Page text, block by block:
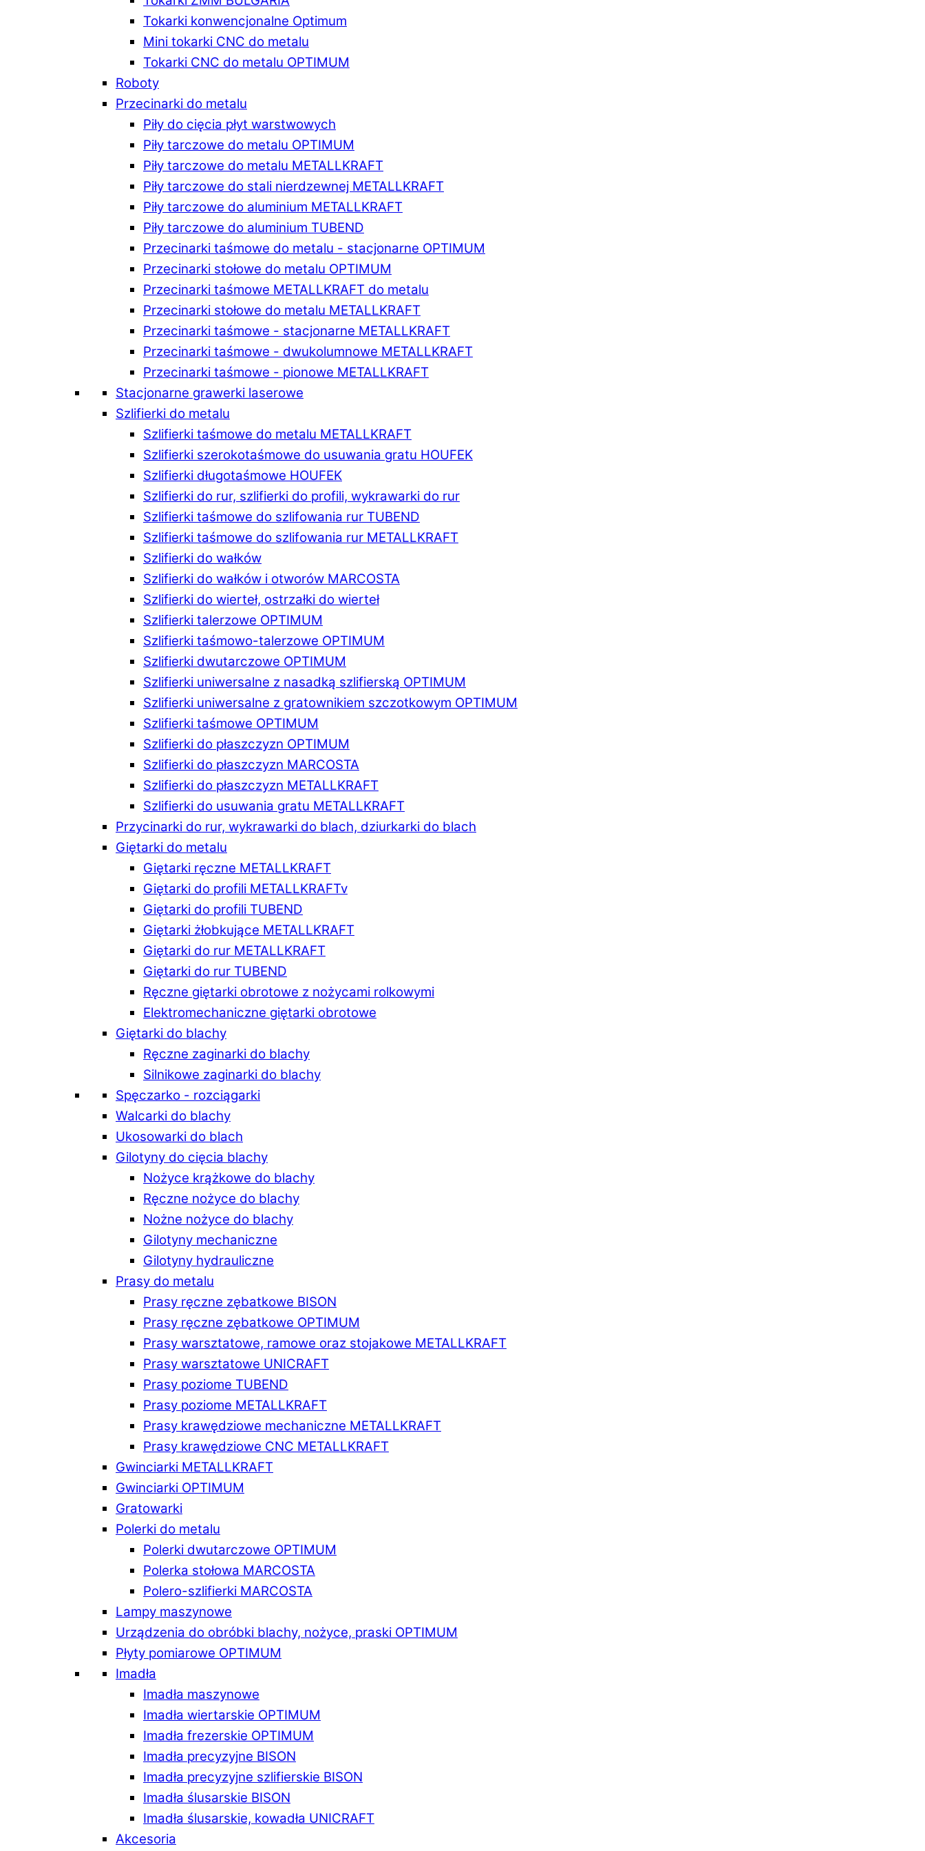
Tokarki konwencjonalne Optimum
Mini tokarki CNC do metalu
Tokarki CNC do metalu OPTIMUM
Roboty
Przecinarki do metalu
Piły do cięcia płyt warstwowych
Piły tarczowe do metalu OPTIMUM
Piły tarczowe do metalu METALLKRAFT
Piły tarczowe do stali nierdzewnej METALLKRAFT
Piły tarczowe do aluminium METALLKRAFT
Piły tarczowe do aluminium TUBEND
Przecinarki taśmowe do metalu - stacjonarne OPTIMUM
Przecinarki stołowe do metalu OPTIMUM
Przecinarki taśmowe METALLKRAFT do metalu
Przecinarki stołowe do metalu METALLKRAFT
Przecinarki taśmowe - stacjonarne METALLKRAFT
Przecinarki taśmowe - dwukolumnowe METALLKRAFT
Przecinarki taśmowe - pionowe METALLKRAFT
Stacjonarne grawerki laserowe
Szlifierki do metalu
Szlifierki taśmowe do metalu METALLKRAFT
Szlifierki szerokotaśmowe do usuwania gratu HOUFEK
Szlifierki długotaśmowe HOUFEK
Szlifierki do rur, szlifierki do profili, wykrawarki do rur
Szlifierki taśmowe do szlifowania rur TUBEND
Szlifierki taśmowe do szlifowania rur METALLKRAFT
Szlifierki do wałków
Szlifierki do wałków i otworów MARCOSTA
Szlifierki do wierteł, ostrzałki do wierteł
Szlifierki talerzowe OPTIMUM
Szlifierki taśmowo-talerzowe OPTIMUM
Szlifierki dwutarczowe OPTIMUM
Szlifierki uniwersalne z nasadką szlifierską OPTIMUM
Szlifierki uniwersalne z gratownikiem szczotkowym OPTIMUM
Szlifierki taśmowe OPTIMUM
Szlifierki do płaszczyzn OPTIMUM
Szlifierki do płaszczyzn MARCOSTA
Szlifierki do płaszczyzn METALLKRAFT
Szlifierki do usuwania gratu METALLKRAFT
Przycinarki do rur, wykrawarki do blach, dziurkarki do blach
Giętarki do metalu
Giętarki ręczne METALLKRAFT
Giętarki do profili METALLKRAFTv
Giętarki do profili TUBEND
Giętarki żłobkujące METALLKRAFT
Giętarki do rur METALLKRAFT
Giętarki do rur TUBEND
Ręczne giętarki obrotowe z nożycami rolkowymi
Elektromechaniczne giętarki obrotowe
Giętarki do blachy
Ręczne zaginarki do blachy
Silnikowe zaginarki do blachy
Spęczarko - rozciągarki
Walcarki do blachy
Ukosowarki do blach
Gilotyny do cięcia blachy
Nożyce krążkowe do blachy
Ręczne nożyce do blachy
Nożne nożyce do blachy
Gilotyny mechaniczne
Gilotyny hydrauliczne
Prasy do metalu
Prasy ręczne zębatkowe BISON
Prasy ręczne zębatkowe OPTIMUM
Prasy warsztatowe, ramowe oraz stojakowe METALLKRAFT
Prasy warsztatowe UNICRAFT
Prasy poziome TUBEND
Prasy poziome METALLKRAFT
Prasy krawędziowe mechaniczne METALLKRAFT
Prasy krawędziowe CNC METALLKRAFT
Gwinciarki METALLKRAFT
Gwinciarki OPTIMUM
Gratowarki
Polerki do metalu
Polerki dwutarczowe OPTIMUM
Polerka stołowa MARCOSTA
Polero-szlifierki MARCOSTA
Lampy maszynowe
Urządzenia do obróbki blachy, nożyce, praski OPTIMUM
Płyty pomiarowe OPTIMUM
Imadła
Imadła maszynowe
Imadła wiertarskie OPTIMUM
Imadła frezerskie OPTIMUM
Imadła precyzyjne BISON
Imadła precyzyjne szlifierskie BISON
Imadła ślusarskie BISON
Imadła ślusarskie, kowadła UNICRAFT
Akcesoria